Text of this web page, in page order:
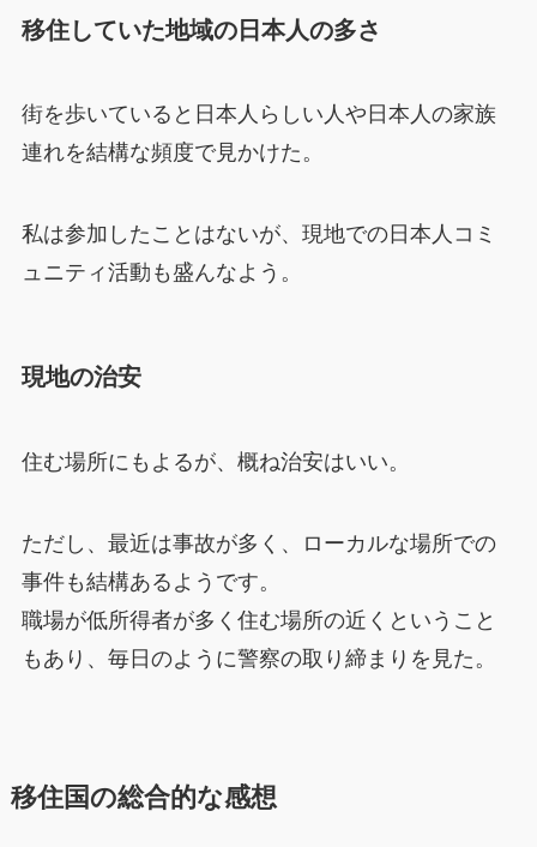
移住していた地域の日本人の多さ
街を歩いていると日本人らしい人や日本人の家族
連れを結構な頻度で見かけた。
私は参加したことはないが、現地での日本人コミ
ュニティ活動も盛んなよう。
現地の治安
住む場所にもよるが、概ね治安はいい。
ただし、最近は事故が多く、ローカルな場所での
事件も結構あるようです。
職場が低所得者が多く住む場所の近くということ
もあり、毎日のように警察の取り締まりを見た。
移住国の総合的な感想